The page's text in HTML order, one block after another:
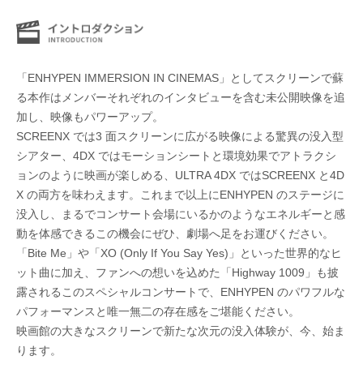
「ENHYPEN IMMERSION IN CINEMAS」としてスクリーンで蘇
る本作はメンバーそれぞれのインタビューを含む未公開映像を追
加し、映像もパワーアップ。
SCREENX では3 面スクリーンに広がる映像による驚異の没入型
シアター、4DX ではモーションシートと環境効果でアトラクシ
ョンのように映画が楽しめる、ULTRA 4DX ではSCREENX と4D
X の両方を味わえます。これまで以上にENHYPEN のステージに
没入し、まるでコンサート会場にいるかのようなエネルギーと感
動を体感できるこの機会にぜひ、劇場へ足をお運びください。
「Bite Me」や「XO (Only If You Say Yes)」といった世界的なヒ
ット曲に加え、ファンへの想いを込めた「Highway 1009」も披
露されるこのスペシャルコンサートで、ENHYPEN のパワフルな
パフォーマンスと唯一無二の存在感をご堪能ください。
映画館の大きなスクリーンで新たな次元の没入体験が、今、始ま
ります。